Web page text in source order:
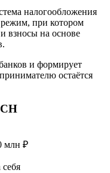
налогообложения
при котором
взносы на основе
и формирует
остаётся
млн ₽